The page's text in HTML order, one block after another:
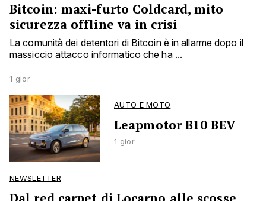
Bitcoin: maxi-furto Coldcard, mito
sicurezza offline va in crisi
La comunità dei detentori di Bitcoin è in allarme dopo il
massiccio attacco informatico che ha ...
1 gior
AUTO E MOTO
Leapmotor B10 BEV
1 gior
NEWSLETTER